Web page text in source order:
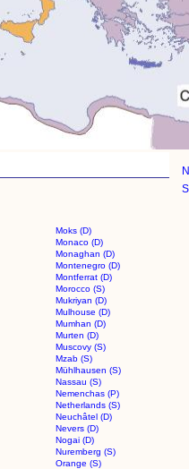
Moks (D)
Monaco (D)
Monaghan (D)
Montenegro (D)
Montferrat (D)
Morocco (S)
Mukriyan (D)
Mulhouse (D)
Mumhan (D)
Murten (D)
Muscovy (S)
Mzab (S)
Mühlhausen (S)
Nassau (S)
Nemenchas (P)
Netherlands (S)
Neuchâtel (D)
Nevers (D)
Nogai (D)
Nuremberg (S)
Orange (S)